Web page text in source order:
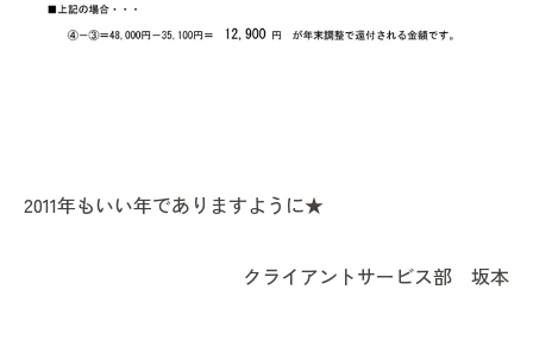
2011年もいい年でありますように★
クライアントサービス部 坂本